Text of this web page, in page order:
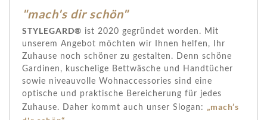
"mach's dir schön"
STYLEGARD® ist 2020 gegründet worden. Mit
unserem Angebot möchten wir Ihnen helfen, Ihr
Zuhause noch schöner zu gestalten. Denn schöne
Gardinen, kuschelige Bettwäsche und Handtücher
sowie niveauvolle Wohnaccessories sind eine
optische und praktische Bereicherung für jedes
Zuhause. Daher kommt auch unser Slogan: „mach’s